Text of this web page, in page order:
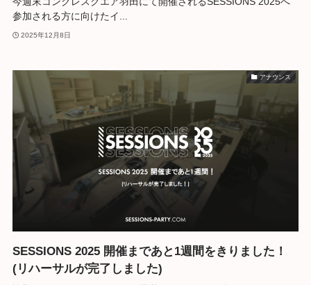
参加される方に向けたイ...
2025年12月8日
アナウンス
SESSIONS 2025 開催まであと1週間をきりました！
(リハーサルが完了しました)